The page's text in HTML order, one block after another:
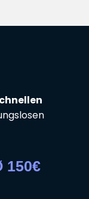
150€